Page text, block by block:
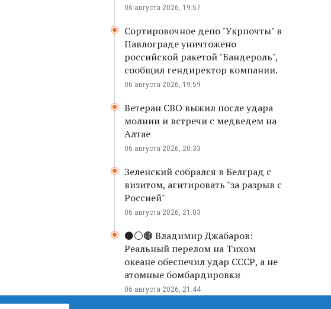
06 августа 2026, 19:57
Сортировочное депо "Укрпочты" в
Павлограде уничтожено
российской ракетой "Бандероль",
сообщил гендиректор компании.
06 августа 2026, 19:59
Ветеран СВО выжил после удара
молнии и встречи с медведем на
Алтае
06 августа 2026, 20:33
Зеленский собрался в Белград с
визитом, агитировать "за разрыв с
Россией"
06 августа 2026, 21:03
⚫️⚪️🟤 Владимир Джабаров:
Реальный перелом на Тихом
океане обеспечил удар СССР, а не
атомные бомбардировки
06 августа 2026, 21:44